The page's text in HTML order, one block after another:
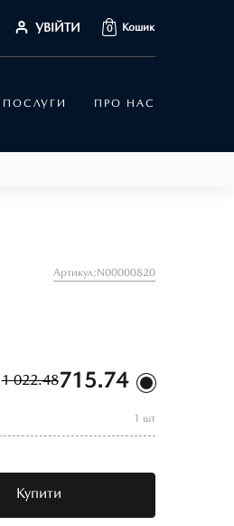
УВІЙТИ 0 Кошик
ПОСЛУГИ ПРО НАС
Артикул:N00000820
1 022.48715.74
1 шт
Купити